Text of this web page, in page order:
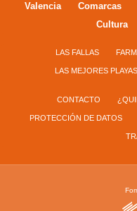
Valencia Comarcas
Cultura
LAS FALLAS
LAS MEJORES
CONTACTO
PROTECCIÓN DE DATOS